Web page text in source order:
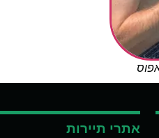
אתרי תיירות